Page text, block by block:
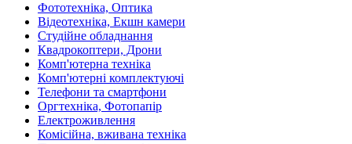
Фототехніка, Оптика
Відеотехніка, Екшн камери
Студійне обладнання
Квадрокоптери, Дрони
Комп'ютерна техніка
Комп'ютерні комплектуючі
Телефони та смартфони
Оргтехніка, Фотопапір
Електроживлення
Комісійна, вживана техніка